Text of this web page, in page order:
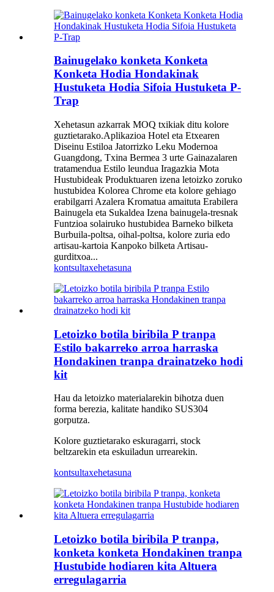
Bainugelako konketa Konketa
Konketa Hodia Hondakinak
Hustuketa Hodia Sifoia Hustuketa P-
Trap
Xehetasun azkarrak MOQ txikiak ditu kolore
guztietarako.Aplikazioa Hotel eta Etxearen
Diseinu Estiloa Jatorrizko Leku Modernoa
Guangdong, Txina Bermea 3 urte Gainazalaren
tratamendua Estilo leundua Iragazkia Mota
Hustubideak Produktuaren izena letoizko zoruko
hustubidea Kolorea Chrome eta kolore gehiago
erabilgarri Azalera Kromatua amaituta Erabilera
Bainugela eta Sukaldea Izena bainugela-tresnak
Funtzioa solairuko hustubidea Barneko bilketa
Burbuila-poltsa, oihal-poltsa, kolore zuria edo
artisau-kartoia Kanpoko bilketa Artisau-
gurditxoa...
kontsultaxehetasuna
Letoizko botila biribila P tranpa
Estilo bakarreko arroa harraska
Hondakinen tranpa drainatzeko hodi
kit
Hau da letoizko materialarekin bihotza duen
forma berezia, kalitate handiko SUS304
gorputza.
Kolore guztietarako eskuragarri, stock
beltzarekin eta eskuiladun urrearekin.
kontsultaxehetasuna
Letoizko botila biribila P tranpa,
konketa konketa Hondakinen tranpa
Hustubide hodiaren kita Altuera
erregulagarria